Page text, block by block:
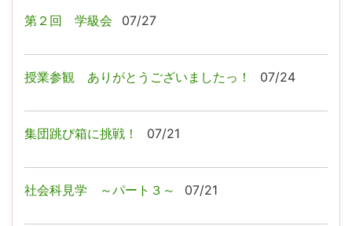
第２回 学級会 07/27
授業参観 ありがとうございましたっ！ 07/24
集団跳び箱に挑戦！ 07/21
社会科見学 ～パート３～ 07/21